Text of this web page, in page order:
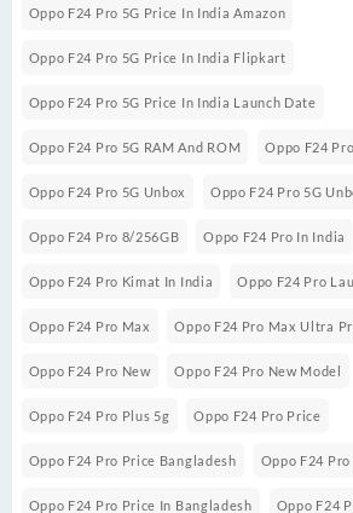
Oppo F24 Pro 5G Price In India Amazon
Oppo F24 Pro 5G Price In India Flipkart
Oppo F24 Pro 5G Price In India Launch Date
Oppo F24 Pro 5G RAM And ROM Oppo F24
Oppo F24 Pro 5G Unbox Oppo F24 Pro 5G
Oppo F24 Pro 8/256GB Oppo F24 Pro In India
Oppo F24 Pro Kimat In India Oppo F24 Pro
Oppo F24 Pro Max Oppo F24 Pro Max Ultra
Oppo F24 Pro New Oppo F24 Pro New Model
Oppo F24 Pro Plus 5g Oppo F24 Pro Price
Oppo F24 Pro Price Bangladesh Oppo F24
Oppo F24 Pro Price In Bangladesh Oppo F24